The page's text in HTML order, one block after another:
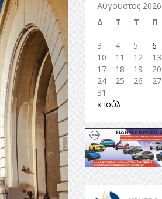
Αύγουστος 2026
Δ
Τ Τ Π
3
4 5 6
10
11 12 13
17
18 19 20
24
25 26 27
31
« Ιούλ